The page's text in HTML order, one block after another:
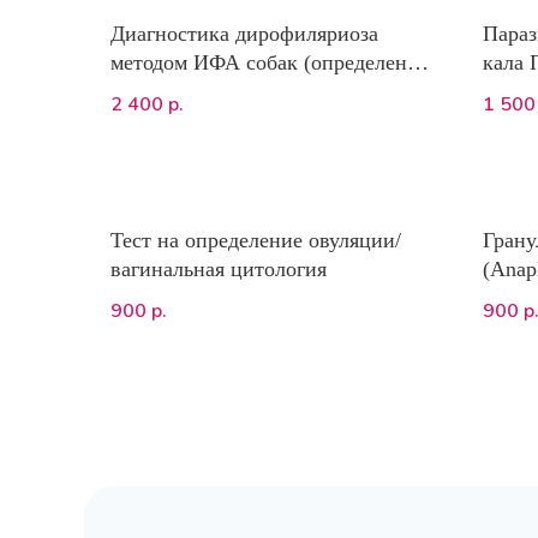
Диагностика дирофиляриоза
методом ИФА собак (определение
антигена взрослой самки
D.immitis)
2 400 р. 1 500
Тест на определение овуляции/
вагинальная цитология
900 р. 900 р.